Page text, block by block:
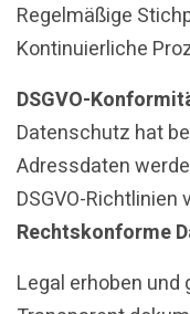
Regelmäßige
Kontinuierliche
DSGVO-
Datenschutz hat
Adressdaten
DSGVO-Richtlinien
Rechtskonforme
Legal erhoben und